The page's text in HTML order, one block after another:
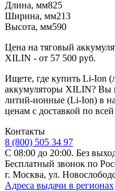
Длина, мм825
Ширина, мм213
Высота, мм590
Цена на тяговый
XILIN - от 57 500 руб.
Ищете, где купить Li-Ion
аккумуляторы XILIN? Вы
литий-ионные (Li-Ion) в
ценам с доставкой по
Контакты
8 (800) 505 34 97
С 08:00 до 20:00. Без
Бесплатный звонок по
г. Москва, ул.
Адреса выдачи в регионах